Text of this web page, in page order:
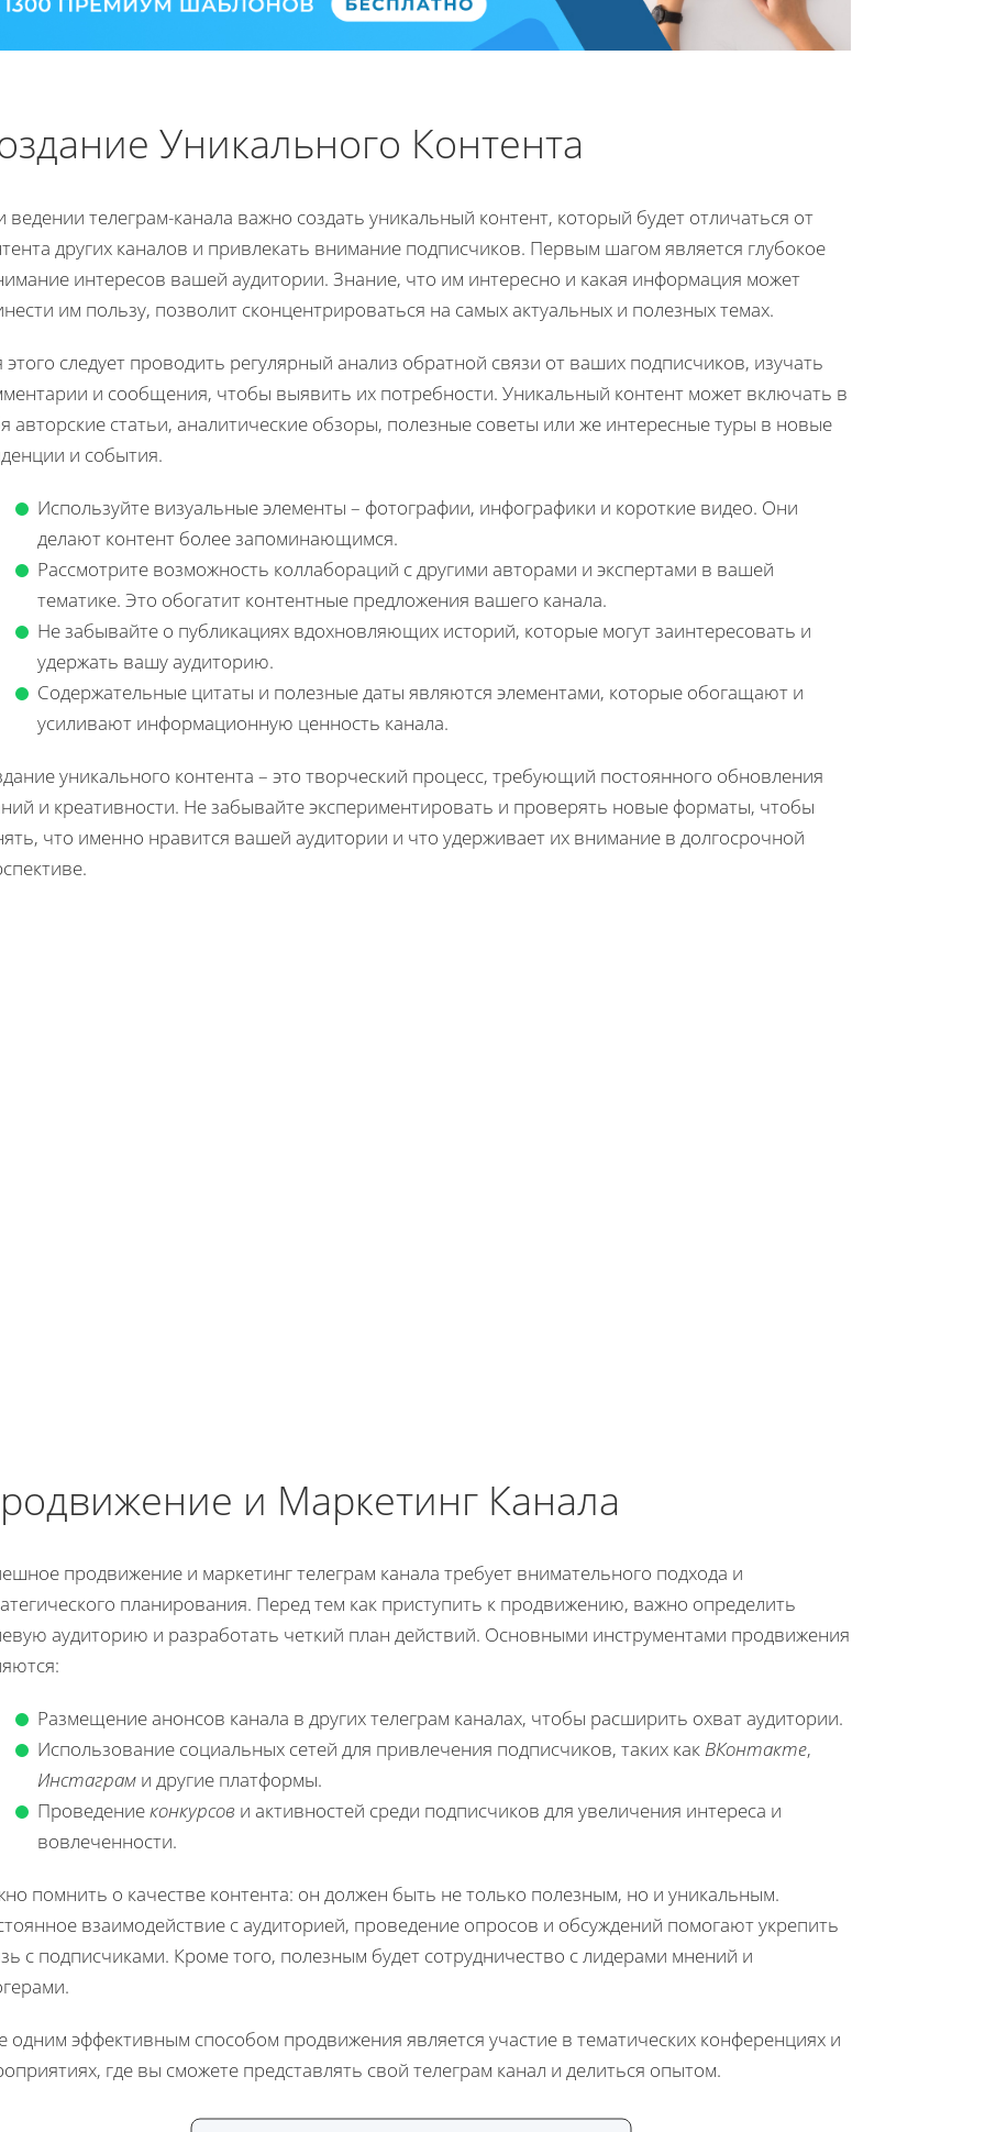
Уникального Контента
ведении телеграм-канала важно создать уникальный контент, который будет отличаться от
других каналов и привлекать внимание подписчиков. Первым шагом является глубокое
интересов вашей аудитории. Знание, что им интересно и какая информация может
им пользу, позволит сконцентрироваться на самых актуальных и полезных темах.
этого следует проводить регулярный анализ обратной связи от ваших подписчиков, изучать
и сообщения, чтобы выявить их потребности. Уникальный контент может включать в
авторские статьи, аналитические обзоры, полезные советы или же интересные туры в новые
и события.
Используйте визуальные элементы – фотографии, инфографики и короткие видео. Они
делают контент более запоминающимся.
Рассмотрите возможность коллабораций с другими авторами и экспертами в вашей
тематике. Это обогатит контентные предложения вашего канала.
Не забывайте о публикациях вдохновляющих историй, которые могут заинтересовать и
удержать вашу аудиторию.
Содержательные цитаты и полезные даты являются элементами, которые обогащают и
усиливают информационную ценность канала.
уникального контента – это творческий процесс, требующий постоянного обновления
и креативности. Не забывайте экспериментировать и проверять новые форматы, чтобы
что именно нравится вашей аудитории и что удерживает их внимание в долгосрочной
и Маркетинг Канала
продвижение и маркетинг телеграм канала требует внимательного подхода и
планирования. Перед тем как приступить к продвижению, важно определить
аудиторию и разработать четкий план действий. Основными инструментами продвижения
Размещение анонсов канала в других телеграм каналах, чтобы расширить охват аудитории.
Использование социальных сетей для привлечения подписчиков, таких как ВКонтакте,
Инстаграм и другие платформы.
Проведениеконкурсов и активностей среди подписчиков для увеличения интереса и
вовлеченности.
помнить о качестве контента: он должен быть не только полезным, но и уникальным.
взаимодействие с аудиторией, проведение опросов и обсуждений помогают укрепить
с подписчиками. Кроме того, полезным будет сотрудничество с лидерами мнений и
одним эффективным способом продвижения является участие в тематических конференциях и
где вы сможете представлять свой телеграм канал и делиться опытом.